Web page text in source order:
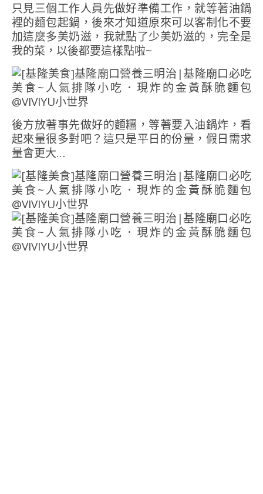
只見三個工作人員先做好準備工作，就等著油鍋
裡的麵包起鍋，後來才知道原來可以客制化不要
加這麼多美奶滋，我就點了少美奶滋的，完全是
我的菜，以後都要這樣點啦~
後方放著事先做好的麵糰，等著要入油鍋炸，看
起來量很多對吧？這只是平日的份量，假日需求
量會更大…